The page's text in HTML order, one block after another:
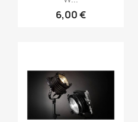
6,00 €